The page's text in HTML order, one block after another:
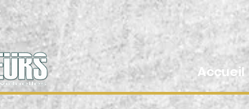
Accueil